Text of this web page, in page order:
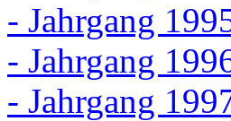
- Jahrgang
- Jahrgang
- Jahrgang